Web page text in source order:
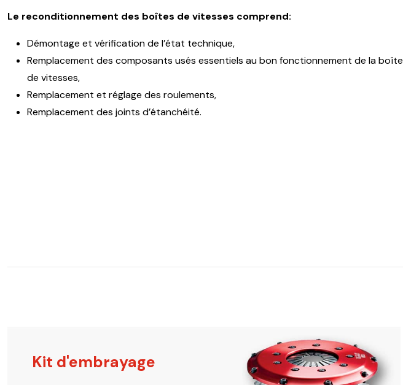
Le reconditionnement des boîtes de vitesses comprend:
Démontage et vérification de l’état technique,
Remplacement des composants usés essentiels au bon fonctionnement de la boîte
de vitesses,
Remplacement et réglage des roulements,
Remplacement des joints d’étanchéité.
Kit d'embrayage